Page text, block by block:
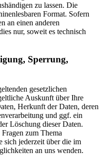
zu lassen. Die
Format. Sofern
an einen anderen
nur, soweit es technisch
Sperrung,
gesetzlichen
Auskunft über Ihre
Herkunft der Daten, deren
und ggf. ein
Löschung dieser Daten.
zum Thema
sich jederzeit über die im
an uns wenden.